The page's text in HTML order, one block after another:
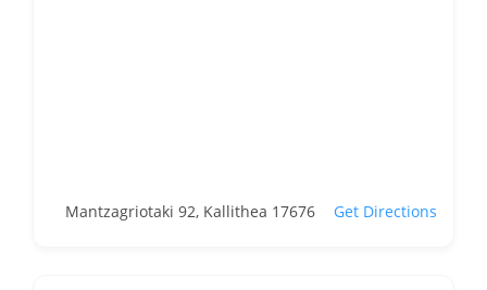
Mantzagriotaki 92, Kallithea 17676 Get Directions